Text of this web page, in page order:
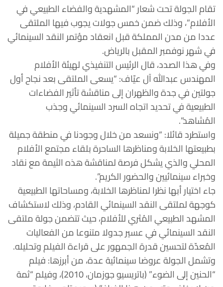
تقام الجولة تحت شعار “المشهدية والفضاء الطبيعي في
الأفلام”، وذلك ضمن خمس جولات يجوب فيها الملتقى
عددا من مدن المملكة قبل انعقاد مؤتمر النقد السينمائي
في شهر نوفمبر المقبل بالرياض.
وفي هذا الصدد، قال الرئيس التنفيذي لهيئة الأفلام
المهندس عبدالله آل عيّاف: “يسعى الملتقى بعد نجاح أول
جولتين في جدة والظهران إلى مناقشة تأثير الفضاءات
الطبيعية في تحديد اتجاه السرد السينمائي وجذب
المُشاهد”.
واستطرد قائلا: “ونسعد من خلال وجودنا في منطقة جميلة
بطبيعتها الخلابة ومناظرها الساحرة بلقاء مجتمع الأفلام
المحلي والذي يشكل فرصة لمناقشة هذه الثيمة مع نقاد
وخبراء سينمائيين والحضور الكريم”.
جاء اختيار أبها نظرا لمناظرها الخلابة، ومساحاتها الطبيعية
كوجهة لملتقى النقد السينمائي القادم، وذلك لاستكشاف
المشهد الطبيعي المُثري للأفلام، حيث تتضمن جولة ملتقى
النقد السينمائي في عسير جدولا متنوعا من الفعاليات
المُعدّة لتحسين قدرة الجمهور على قراءة الفيلم وتحليله.
وتشمل الجولة عروضا سينمائية عدة، من أبرزها: فيلم
“الحنين إلى الضوء” (باتريسيو جوزمان، 2010)، وفيلم “ثمة